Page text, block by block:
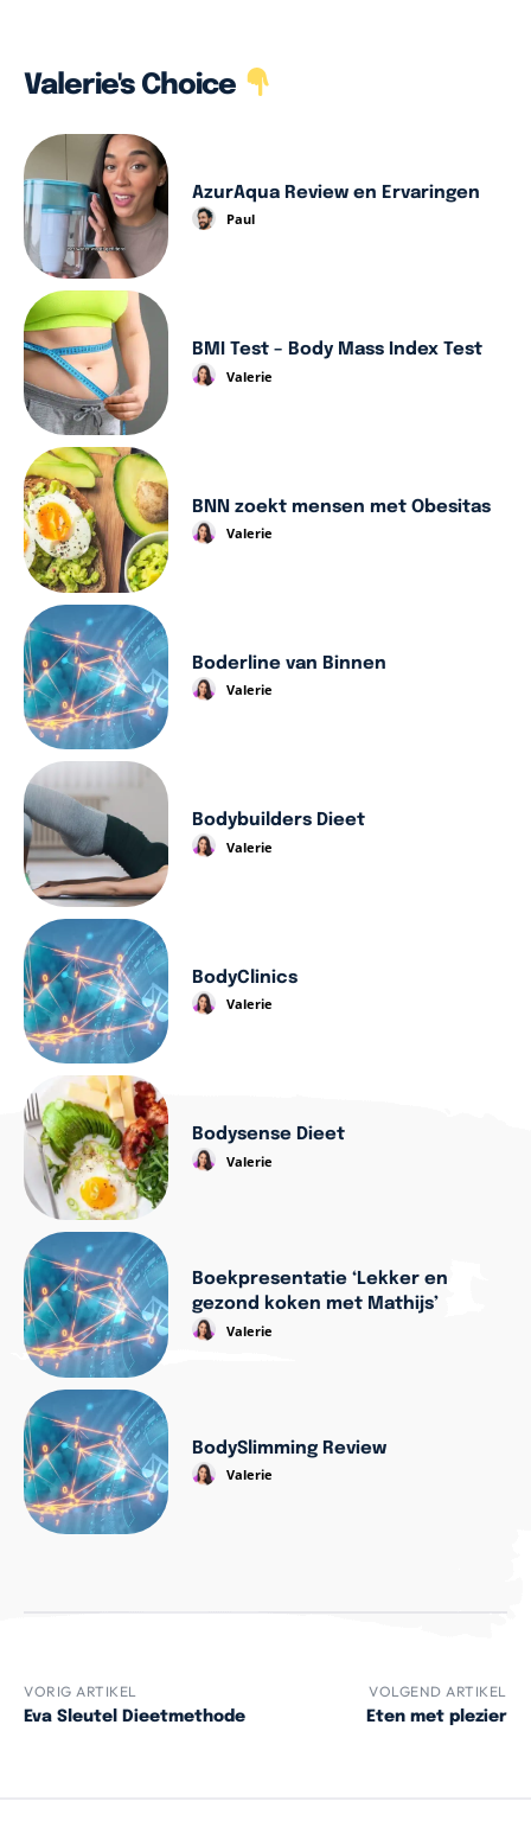
Valerie's Choice
AzurAqua Review en Ervaringen
Paul
BMI Test – Body Mass Index Test
Valerie
BNN zoekt mensen met Obesitas
Valerie
Boderline van Binnen
Valerie
Bodybuilders Dieet
Valerie
BodyClinics
Valerie
Bodysense Dieet
Valerie
Boekpresentatie ‘Lekker en
gezond koken met Mathijs’
Valerie
BodySlimming Review
Valerie
VORIG ARTIKEL
Eva Sleutel Dieetmethode
VOLGEND ARTIKEL
Eten met plezier